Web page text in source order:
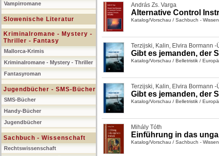
Vampirromane
Slowenische Literatur
Kriminalromane - Mystery -
Thriller - Fantasy
Mallorca-Krimis
Kriminalromane - Mystery - Thriller
Fantasyroman
Jugendbücher - SMS-Bücher
SMS-Bücher
Handy-Bücher
Jugendbücher
Sachbuch - Wissenschaft
Rechtswissenschaft
András Zs. Varga
Alternative Control
Katalog/Vorschau / Sachbuch -
Terzijski, Kalin, Elvira Bormann -
Gibt es jemanden, der
Katalog/Vorschau / Belletristik /
Terzijski, Kalin, Elvira Bormann -
Gibt es jemanden, der
Katalog/Vorschau / Belletristik /
Mihály Tóth
Einführung in das
Katalog/Vorschau / Sachbuch -